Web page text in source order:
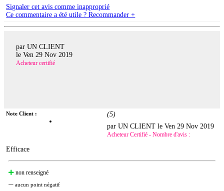
Signaler cet avis comme inapproprié
Ce commentaire a été utile ? Recommander +
par UN CLIENT
le Ven 29 Nov 2019
Acheteur certifié
Note Client : (5)
par UN CLIENT leVen 29 Nov 2019
Acheteur Certifié - Nombre d'avis :
Efficace
non renseigné
aucun point négatif